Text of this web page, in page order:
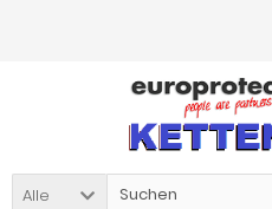
Alle